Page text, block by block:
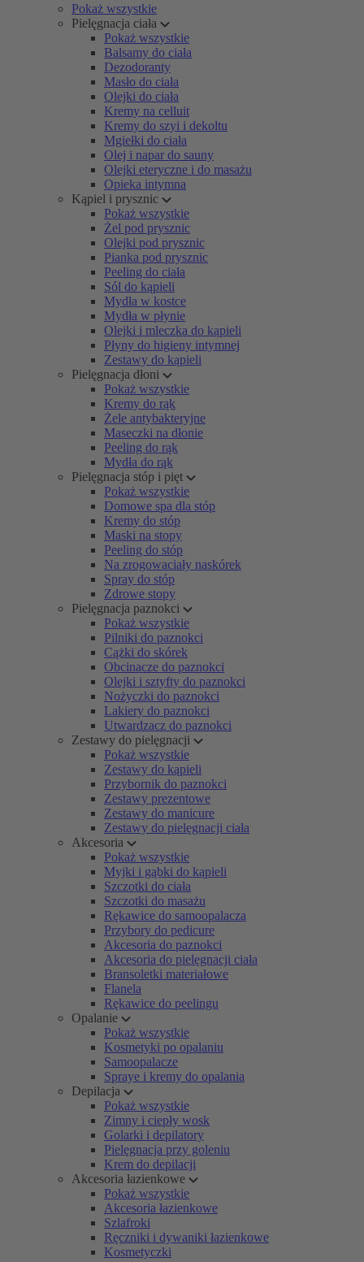
Pokaż wszystkie
Pielęgnacja ciała
Pokaż wszystkie
Balsamy do ciała
Dezodoranty
Masło do ciała
Olejki do ciała
Kremy na celluit
Kremy do szyi i dekoltu
Mgiełki do ciała
Olej i napar do sauny
Olejki eteryczne i do masażu
Opieka intymna
Kąpiel i prysznic
Pokaż wszystkie
Żel pod prysznic
Olejki pod prysznic
Pianka pod prysznic
Peeling do ciała
Sól do kąpieli
Mydła w kostce
Mydła w płynie
Olejki i mleczka do kąpieli
Płyny do higieny intymnej
Zestawy do kąpieli
Pielęgnacja dłoni
Pokaż wszystkie
Kremy do rąk
Żele antybakteryjne
Maseczki na dłonie
Peeling do rąk
Mydła do rąk
Pielęgnacja stóp i pięt
Pokaż wszystkie
Domowe spa dla stóp
Kremy do stóp
Maski na stopy
Peeling do stóp
Na zrogowaciały naskórek
Spray do stóp
Zdrowe stopy
Pielęgnacja paznokci
Pokaż wszystkie
Pilniki do paznokci
Cążki do skórek
Obcinacze do paznokci
Olejki i sztyfty do paznokci
Nożyczki do paznokci
Lakiery do paznokci
Utwardzacz do paznokci
Zestawy do pielęgnacji
Pokaż wszystkie
Zestawy do kąpieli
Przybornik do paznokci
Zestawy prezentowe
Zestawy do manicure
Zestawy do pielęgnacji ciała
Akcesoria
Pokaż wszystkie
Myjki i gąbki do kąpieli
Szczotki do ciała
Szczotki do masażu
Rękawice do samoopalacza
Przybory do pedicure
Akcesoria do paznokci
Akcesoria do pielęgnacji ciała
Bransoletki materiałowe
Flanela
Rękawice do peelingu
Opalanie
Pokaż wszystkie
Kosmetyki po opalaniu
Samoopalacze
Spraye i kremy do opalania
Depilacja
Pokaż wszystkie
Zimny i ciepły wosk
Golarki i depilatory
Pielęgnacja przy goleniu
Krem do depilacji
Akcesoria łazienkowe
Pokaż wszystkie
Akcesoria łazienkowe
Szlafroki
Ręczniki i dywaniki łazienkowe
Kosmetyczki